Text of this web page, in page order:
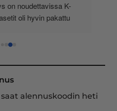
Tilaaminen on
on valtava,
(s-postin kautta) ja
lokerosta tänään!! En
toimittajaa. Kaikki on
Lämmin suositus!
alennuskoodin heti